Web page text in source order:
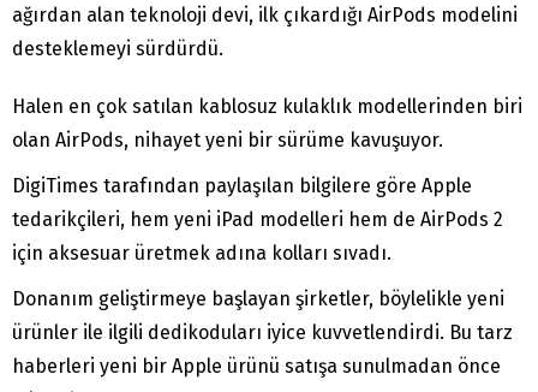
ağırdan alan teknoloji devi, ilk çıkardığı AirPods modelini
desteklemeyi sürdürdü.
Halen en çok satılan kablosuz kulaklık modellerinden biri
olan AirPods, nihayet yeni bir sürüme kavuşuyor.
DigiTimes tarafından paylaşılan bilgilere göre Apple
tedarikçileri, hem yeni iPad modelleri hem de AirPods 2
için aksesuar üretmek adına kolları sıvadı.
Donanım geliştirmeye başlayan şirketler, böylelikle yeni
ürünler ile ilgili dedikoduları iyice kuvvetlendirdi. Bu tarz
haberleri yeni bir Apple ürünü satışa sunulmadan önce